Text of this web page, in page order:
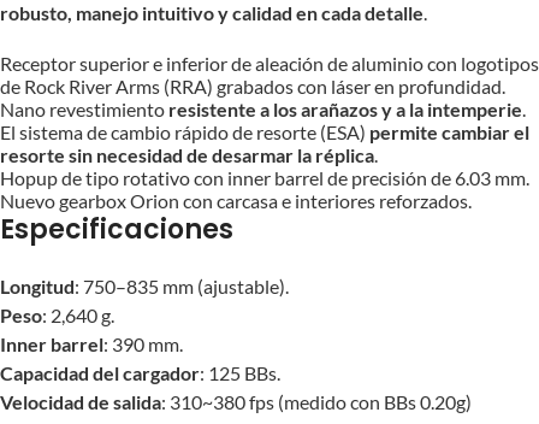
robusto, manejo intuitivo y calidad en cada detalle.
Receptor superior e inferior de aleación de aluminio con logotipos
de Rock River Arms (RRA) grabados con láser en profundidad.
Nano revestimiento resistente a los arañazos y a la intemperie.
El sistema de cambio rápido de resorte (ESA) permite cambiar el
resorte sin necesidad de desarmar la réplica.
Hopup de tipo rotativo con inner barrel de precisión de 6.03 mm.
Nuevo gearbox Orion con carcasa e interiores reforzados.
Especificaciones
Longitud: 750–835 mm (ajustable).
Peso: 2,640 g.
Inner barrel: 390 mm.
Capacidad del cargador: 125 BBs.
Velocidad de salida: 310~380 fps (medido con BBs 0.20g)